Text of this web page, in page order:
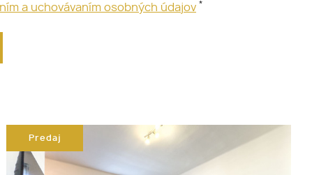
a uchovávaním osobných údajov *
Predaj